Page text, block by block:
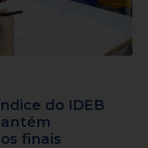
do IDEB
finais